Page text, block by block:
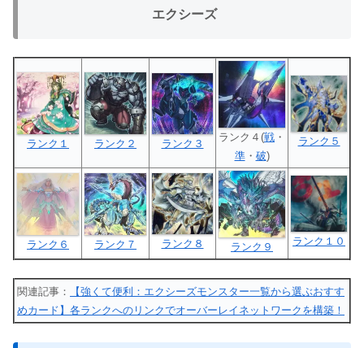
エクシーズ
ランク１ ランク２ ランク３
ランク４(戦 ・
準・ 破)
ランク５
ランク６ ランク７ ランク８ ランク９ ランク１０
関連記事：
【強くて便利：エクシーズモンスター一覧から選ぶおすす
めカード】各ランクへのリンクでオーバーレイネットワークを構築！